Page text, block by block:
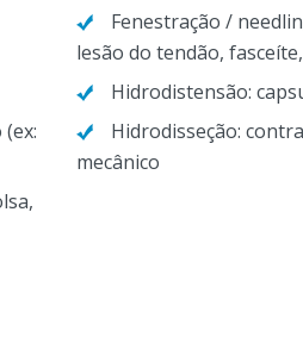
Fenestração /
lesão do tendão,
Hidrodistensão:
Hidrodisseção:
mecânico